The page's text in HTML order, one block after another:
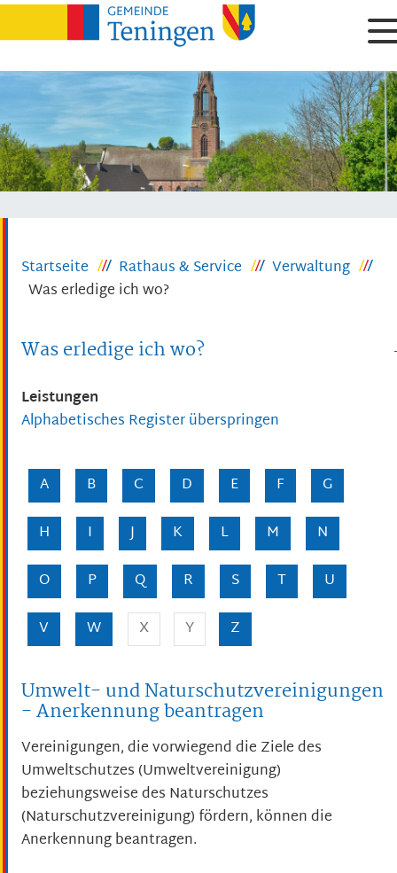
Startseite Rathaus & Service
Verwaltung
Was erledige ich wo?
Was erledige ich wo?
Leistungen
Alphabetisches Register überspringen
A B C D E F
G
H
I J K L M
N
O
P Q R S T
U
V
W X Y Z
Umwelt- und Naturschutzvereinigungen
- Anerkennung beantragen
Vereinigungen, die vorwiegend die Ziele des
Umweltschutzes (Umweltvereinigung)
beziehungsweise des Naturschutzes
(Naturschutzvereinigung) fördern, können die
Anerkennung beantragen.